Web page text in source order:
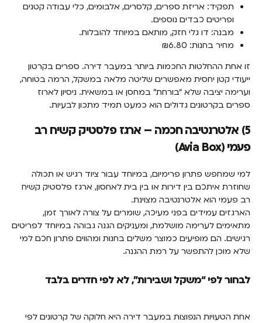
תפקיד: אריזת ספרים, קלסרים, אלבומים, כלי עבודה קטנים
ופריטים כבדים נוספים.
מבנה: דו גלי חזק, מותאם במיוחד להובלות.
מחיר בחנות: ₪6.80
זו אחת ההחלטות החכמות ביותר במעבר דירה. ספרים בקרטון
ייעודי קטן יחסית מאפשרים שליטה מלאה במשקל, הרמה בטוחה,
וערימה יציבה שלא “בורחת” במחסן או במשאית. ניסיון לארוז
ספרים בקרטונים גדולים הוא כמעט תמיד מתכון לבעיות.
5) אלטרנטיבה חכמה – ארגז פלסטיק קשיח רב
פעמי (Avia Box)
למי שמחפש פתרון פרימיום, במיוחד עבור ציוד רגיש או תכולה
שחוזרת איתכם בין דירות או בין בית לאחסון, ארגז פלסטיק קשיח
רב פעמי הוא אלטרנטיבה מצוינת.
הארגזים עמידים בפני מעיכה, שומרים על צורה לאורך זמן,
מתאימים לערימה מושלמת, ומעניקים הגנה גבוהה במיוחד לפריטים
רגישים. הם מופיעים כמוצר משלים בחנות ומהווים פתרון חכם למי
שלא מוכן להתפשר על רמת ההגנה.
לבחור לפי “משקל ושבירות”, לא לפי חדרים בלבד
אחת הטעויות הנפוצות במעבר דירה היא חלוקה של קרטונים לפי